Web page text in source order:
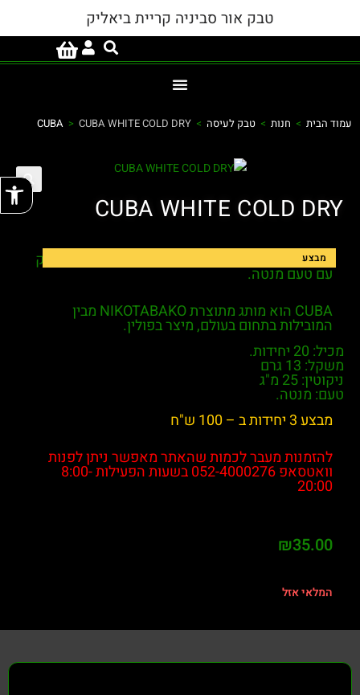
טבק אור סביניה קריית ביאליק
עמוד הבית > חנות > טבק לעיסה >
CUBA > CUBA WHITE COLD DRY
מבצע
CUBA WHITE COLD DRY
CUBA WHITE COLD DRY – הוא נרתיק ניקוטין חזק
עם טעם מנטה.
CUBA הוא מותג מתוצרת NIKOTABAKO מבין
המובילות בתחום בעולם, מיצר בפולין.
מכיל: 20 יחידות.
משקל: 13 גרם
ניקוטין: 25 מ"ג
טעם: מנטה.
מבצע 3 יחידות ב – 100 ש"ח
להזמנות מעבר לכמות שהאתר מאפשר ניתן לפנות
וואטסאפ 052-4000276 בשעות הפעילות 8:00-
20:00
₪35.00
המלאי אזל